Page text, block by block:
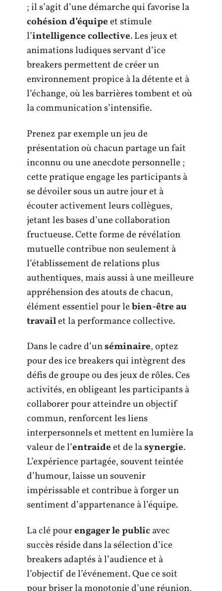
; il s’agit d’une démarche qui favorise la
cohésion d’équipeet stimule
l’intelligence collective. Les jeux et
animations ludiques servant d’ice
breakers permettent de créer un
environnement propice à la détente et à
l’échange, où les barrières tombent et où
la communication s’intensifie.
Prenez par exemple un jeu de
présentation où chacun partage un fait
inconnu ou une anecdote personnelle ;
cette pratique engage les participants à
se dévoiler sous un autre jour et à
écouter activement leurs collègues,
jetant les bases d’une collaboration
fructueuse. Cette forme de révélation
mutuelle contribue non seulement à
l’établissement de relations plus
authentiques, mais aussi à une meilleure
appréhension des atouts de chacun,
élément essentiel pour lebien-être au
travailet la performance collective.
Dans le cadre d’unséminaire, optez
pour des ice breakers qui intègrent des
défis de groupe ou des jeux de rôles. Ces
activités, en obligeant les participants à
collaborer pour atteindre un objectif
commun, renforcent les liens
interpersonnels et mettent en lumière la
valeur de l’entraideet de lasynergie.
L’expérience partagée, souvent teintée
d’humour, laisse un souvenir
impérissable et contribue à forger un
sentiment d’appartenance à l’équipe.
La clé pourengager le publicavec
succès réside dans la sélection d’ice
breakers adaptés à l’audience et à
l’objectif de l’événement. Que ce soit
pour briser la monotonie d’une réunion,